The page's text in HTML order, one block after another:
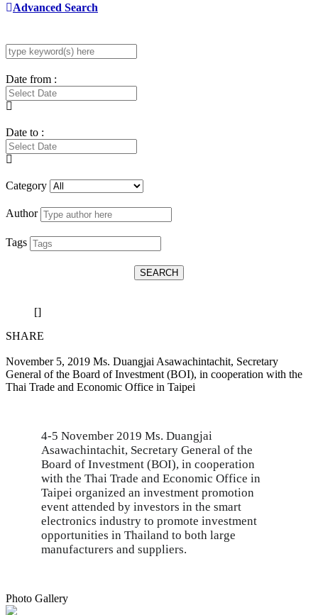
Advanced Search
Date from :
Date to :
Category
Author
Tags
SEARCH
[]
SHARE
November 5, 2019 Ms. Duangjai Asawachintachit, Secretary
General of the Board of Investment (BOI), in cooperation with the
Thai Trade and Economic Office in Taipei
4-5 November 2019 Ms. Duangjai
Asawachintachit, Secretary General of the
Board of Investment (BOI), in cooperation
with the Thai Trade and Economic Office in
Taipei organized an investment promotion
event attended by investors in the smart
electronics industry to promote investment
opportunities in Thailand to both large
manufacturers and suppliers.
Photo Gallery